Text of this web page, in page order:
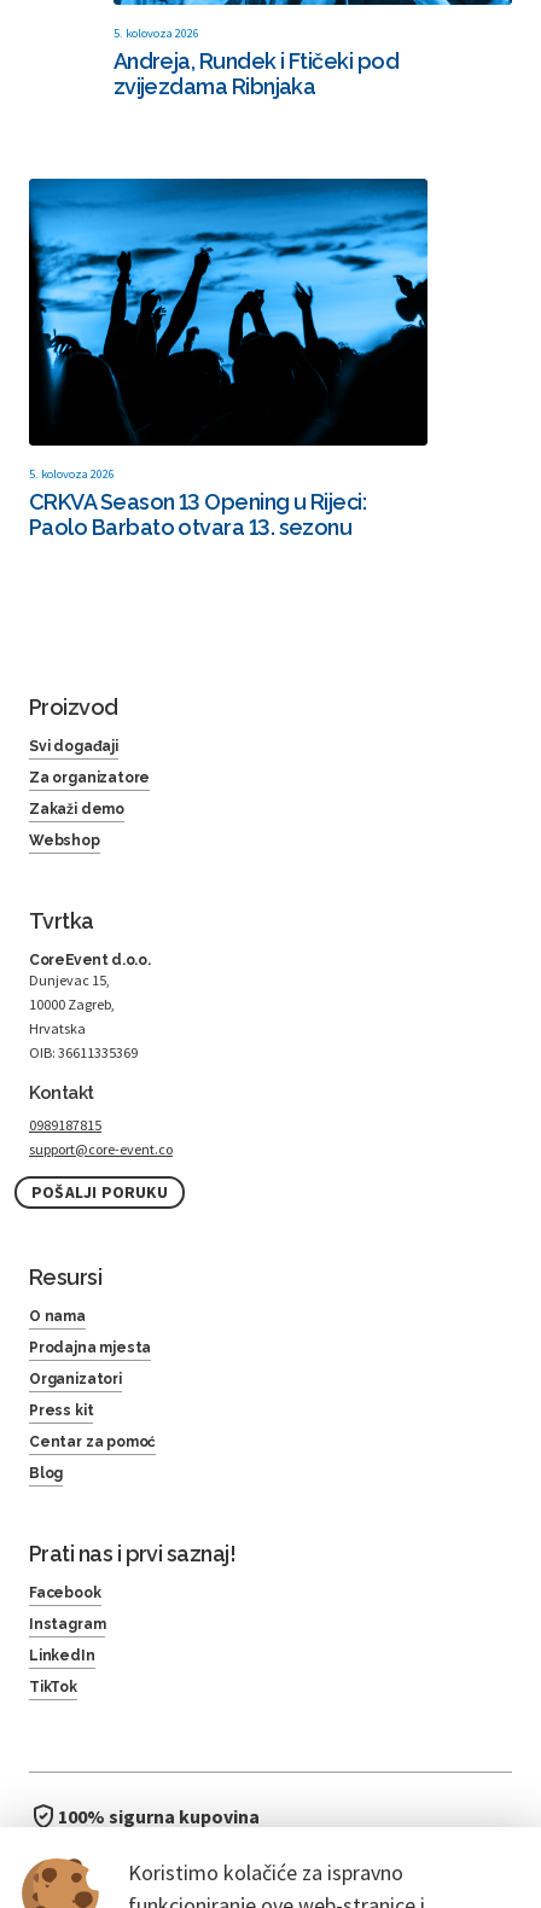
5. kolovoza 2026
Andreja, Rundek i Ftičeki pod
zvijezdama Ribnjaka
5. kolovoza 2026
CRKVA Season 13 Opening u Rijeci:
Paolo Barbato otvara 13. sezonu
Koristimo kolačiće za ispravno
Proizvod
Svi događaji
Za organizatore
Zakaži demo
Webshop
Tvrtka
CoreEvent d.o.o.
Dunjevac 15,
10000 Zagreb,
Hrvatska
OIB: 36611335369
Kontakt
0989187815
support@core-event.co
POŠALJI PORUKU
Resursi
O nama
Prodajna mjesta
Organizatori
Press kit
Centar za pomoć
Blog
Prati nas i prvi saznaj!
Facebook
Instagram
LinkedIn
TikTok
100% sigurna kupovina
bez čekanja u redu